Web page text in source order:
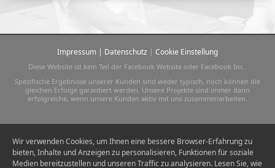
Impressum | Datenschutz | Cookie Einstellung
Diese Website ist kein Teil der Facebook Website oder Facebook Inc..
Spezifische Ergebnisse unserer Kunden sind weder typisch, noch können die
gleichen Erfolge garantiert werden. Unsere Projekte sind immer dann
erfolgreiche, wenn unsere Kunden aktiv mit uns zusammenarbeiten.
Wir verwenden Cookies, um Ihnen eine bessere Browser-Erfahrung zu
bieten, Inhalte und Anzeigen zu personalisieren, Funktionen für soziale
Medien bereitzustellen und unseren Traffic zu analysieren. Lesen Sie, wie